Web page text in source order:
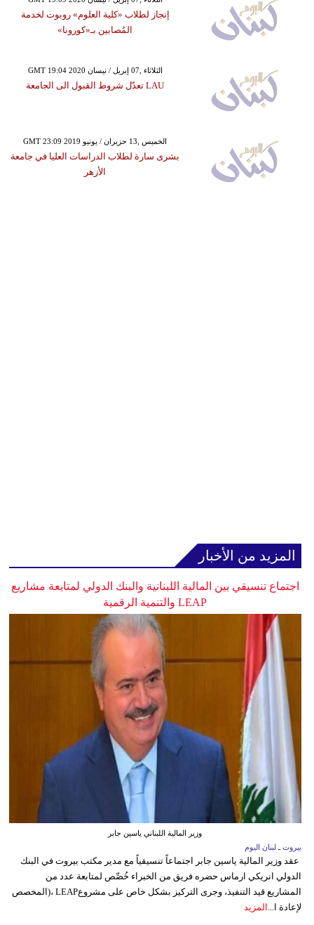
إنجاز لطلاب «كلية العلوم» روبوت لخدمة
المُصابين بـ«كورونا»
GMT 19:04 2020 الثلاثاء ,07 إبريل / نيسان
LAU تعدّل شروط القبول الى الجامعة
GMT 23:09 2019 الخميس ,13 حزيران / يونيو
بشرى سارة لطلاب الدراسات العليا في جامعة
الأزهر
المزيد من الأخبار
اجتماع تنسيقي بين المالية اللبنانية والبنك الدولي لمتابعة مشاريع
LEAP والتنمية الرقمية
وزير المالية اللبناني ياسين جابر
بيروت ـ لبنان اليوم
عقد وزير المالية ياسين جابر اجتماعاً تنسيقياً مع مدير مكتب بيروت في البنك
الدولي انريكي ارماس حضره فريق من الخبراء خُصِّص لمتابعة عدد من
المشاريع قيد التنفيذ، وجرى التركيز بشكل خاص على مشروعLEAP ،(المخصص
لإعادة ا... المزيد